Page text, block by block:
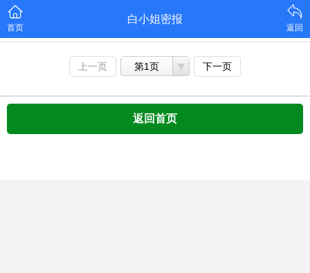
首页
白小姐密报
返回
上一页 第1页 下一页
返回首页